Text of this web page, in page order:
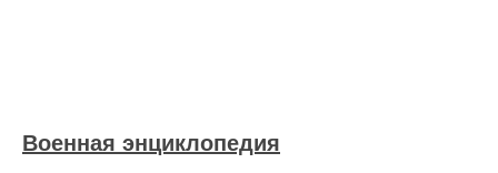
Военная энциклопедия